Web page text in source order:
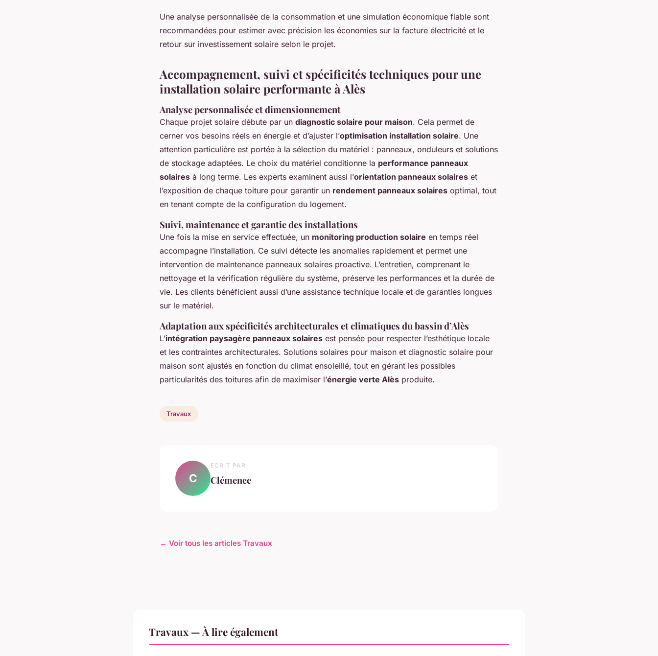
Une analyse personnalisée de la consommation et une simulation économique fiable sont
recommandées pour estimer avec précision les économies sur la facture électricité et le
retour sur investissement solaire selon le projet.
Accompagnement, suivi et spécificités techniques pour une
installation solaire performante à Alès
Analyse personnalisée et dimensionnement
Chaque projet solaire débute par un diagnostic solaire pour maison. Cela permet de
cerner vos besoins réels en énergie et d’ajuster l’optimisation installation solaire. Une
attention particulière est portée à la sélection du matériel : panneaux, onduleurs et solutions
de stockage adaptées. Le choix du matériel conditionne la performance panneaux
solaires à long terme. Les experts examinent aussi l’orientation panneaux solaires et
l’exposition de chaque toiture pour garantir un rendement panneaux solaires optimal, tout
en tenant compte de la configuration du logement.
Suivi, maintenance et garantie des installations
Une fois la mise en service effectuée, un monitoring production solaire en temps réel
accompagne l’installation. Ce suivi détecte les anomalies rapidement et permet une
intervention de maintenance panneaux solaires proactive. L’entretien, comprenant le
nettoyage et la vérification régulière du système, préserve les performances et la durée de
vie. Les clients bénéficient aussi d’une assistance technique locale et de garanties longues
sur le matériel.
Adaptation aux spécificités architecturales et climatiques du bassin d’Alès
L’intégration paysagère panneaux solaires est pensée pour respecter l’esthétique locale
et les contraintes architecturales. Solutions solaires pour maison et diagnostic solaire pour
maison sont ajustés en fonction du climat ensoleillé, tout en gérant les possibles
particularités des toitures afin de maximiser l’énergie verte Alès produite.
Travaux
C
ECRIT PAR
Clémence
← Voir tous les articles Travaux
Travaux — À lire également